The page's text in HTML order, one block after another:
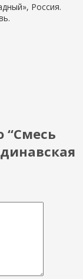
Россия.
“Смесь